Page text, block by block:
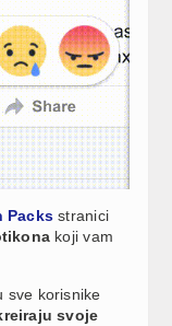
Packs stranici
koji vam
sve korisnike
svoje